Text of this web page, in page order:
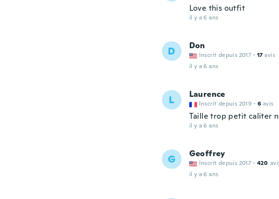
Love this outfit
il y a 6 ans
D Don
Inscrit depuis 2017 · 17 avis
il y a 6 ans
L Laurence
Inscrit depuis 2019 · 6 avis
Taille trop petit caliter
il y a 6 ans
G Geoffrey
Inscrit depuis 2017 · 420
il y a 6 ans